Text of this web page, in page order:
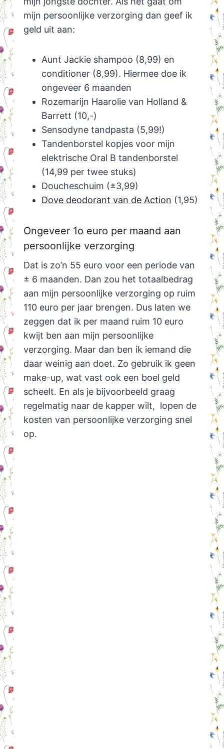
mijn persoonlijke verzorging dan geef ik
geld uit aan:
Aunt Jackie shampoo (8,99) en
conditioner (8,99). Hiermee doe ik
ongeveer 6 maanden
Rozemarijn Haarolie van Holland &
Barrett (10,-)
Sensodyne tandpasta (5,99!)
Tandenborstel kopjes voor mijn
elektrische Oral B tandenborstel
(14,99 per twee stuks)
Doucheschuim (±3,99)
Dove deodorant van de Action (1,95)
Ongeveer 1o euro per maand aan
persoonlijke verzorging
Dat is zo’n 55 euro voor een periode van
± 6 maanden. Dan zou het totaalbedrag
aan mijn persoonlijke verzorging op ruim
110 euro per jaar brengen. Dus laten we
zeggen dat ik per maand ruim 10 euro
kwijt ben aan mijn persoonlijke
verzorging. Maar dan ben ik iemand die
daar weinig aan doet. Zo gebruik ik geen
make-up, wat vast ook een boel geld
scheelt. En als je bijvoorbeeld graag
regelmatig naar de kapper wilt, lopen de
kosten van persoonlijke verzorging snel
op.